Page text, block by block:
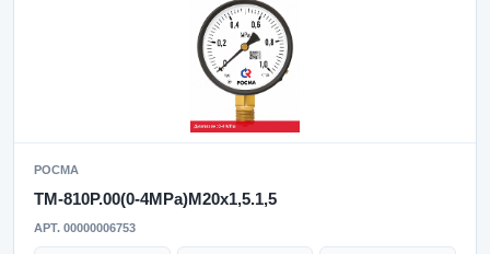
РОСМА
ТМ-810Р.00(0-4MPa)M20x1,5.1,5
АРТ. 00000006753